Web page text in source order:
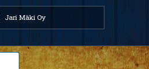
Jari Mäki Oy